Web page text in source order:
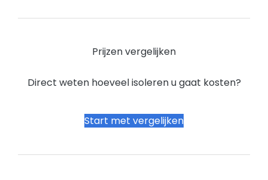
Prijzen vergelijken
Direct weten hoeveel isoleren u gaat kosten?
Start met vergelijken